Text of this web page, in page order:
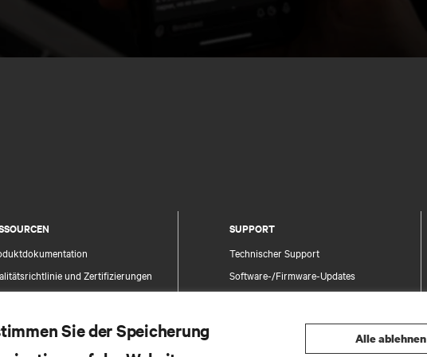
und Zertifizierungen
SUPPORT
Technischer Support
Software-/Firmware-Updates
Sie der Speicherung
Alle ablehnen